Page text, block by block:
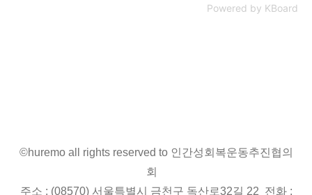
Powered by KBoard
©huremo all rights reserved to 인간성회복운동추진협의
회
주소 : (08570) 서울특별시 금천구 독산로32길 22 전화 :